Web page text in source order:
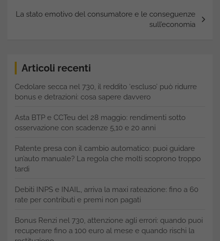
La stato emotivo del consumatore e le conseguenze
sull’economia
Articoli recenti
Cedolare secca nel 730, il reddito ‘escluso’ può ridurre
bonus e detrazioni: cosa sapere davvero
Asta BTP e CCTeu del 28 maggio: rendimenti sotto
osservazione con scadenze 5,10 e 20 anni
Patente presa con il cambio automatico: puoi guidare
un’auto manuale? La regola che molti scoprono troppo
tardi
Debiti INPS e INAIL, arriva la maxi rateazione: fino a 60
rate per contributi e premi non pagati
Bonus Renzi nel 730, attenzione agli errori: quando puoi
recuperare fino a 100 euro al mese e quando rischi la